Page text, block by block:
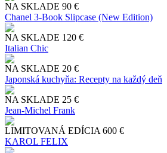
NA SKLADE 90 €
Chanel 3-Book Slipcase (New Edition)
NA SKLADE 120 €
Italian Chic
NA SKLADE 20 €
Japonská kuchyňa: Recepty na každý deň
NA SKLADE 25 €
Jean-Michel Frank
LIMITOVANÁ EDÍCIA 600 €
KAROL FELIX